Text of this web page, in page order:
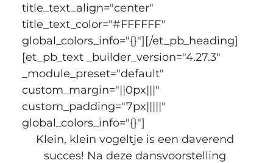
title_text_align="center"
title_text_color="#FFFFFF"
global_colors_info="{}"][/et_pb_heading]
[et_pb_text _builder_version="4.27.3"
_module_preset="default"
custom_margin="||0px|||"
custom_padding="7px|||||"
global_colors_info="{}"]
Klein, klein vogeltje is een daverend
succes! Na deze dansvoorstelling